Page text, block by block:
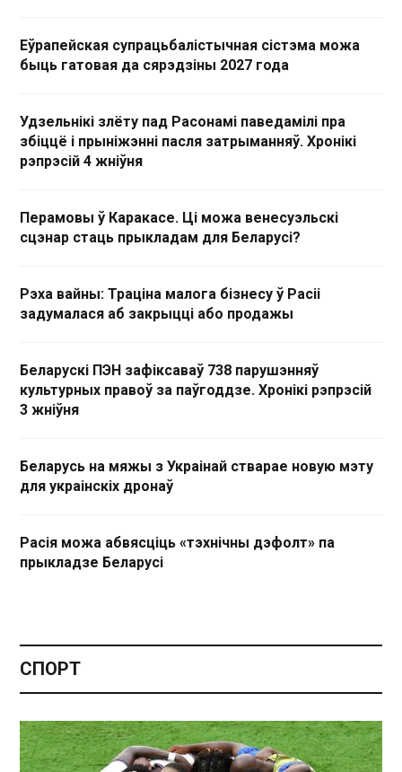
Еўрапейская супрацьбалістычная сістэма можа
быць гатовая да сярэдзіны 2027 года
Удзельнікі злёту пад Расонамі паведамілі пра
збіццё і прыніжэнні пасля затрыманняў. Хронікі
рэпрэсій 4 жніўня
Перамовы ў Каракасе. Ці можа венесуэльскі
сцэнар стаць прыкладам для Беларусі?
Рэха вайны: Траціна малога бізнесу ў Расіі
задумалася аб закрыцці або продажы
Беларускі ПЭН зафіксаваў 738 парушэнняў
культурных правоў за паўгоддзе. Хронікі рэпрэсій
3 жніўня
Беларусь на мяжы з Украінай стварае новую мэту
для украінскіх дронаў
Расія можа абвясціць «тэхнічны дэфолт» па
прыкладзе Беларусі
СПОРТ